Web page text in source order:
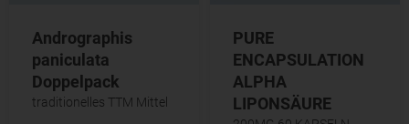
Andrographis
paniculata
Doppelpack
traditionelles TTM Mittel
PURE
ENCAPSULATION
ALPHA
LIPONSÄURE